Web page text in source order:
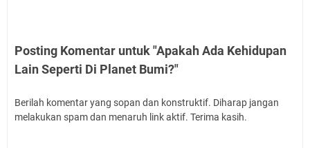
Posting Komentar untuk "Apakah Ada Kehidupan
Lain Seperti Di Planet Bumi?"
Berilah komentar yang sopan dan konstruktif. Diharap jangan
melakukan spam dan menaruh link aktif. Terima kasih.